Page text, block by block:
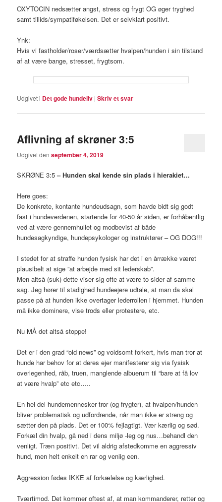
OXYTOCIN nedsætter angst, stress og frygt OG øger tryghed
samt tillids/sympatiføkelsen. Det er selvklart positivt.
Ynk:
Hvis vi fastholder/roser/værdsætter hvalpen/hunden i sin tilstand
af at være bange, stresset, frygtsom.
Udgivet i Det gode hundeliv |Skriv et svar
Aflivning af skrøner 3:5
Udgivet denseptember 4, 2019
SKRØNE 3:5– Hunden skal kende sin plads i hierakiet…
Here goes:
De konkrete, kontante hundeudsagn, som havde bidt sig godt
fast i hundeverdenen, startende for 40-50 år siden, er forhåbentlig
ved at være gennemhullet og modbevist af både
hundesagkyndige, hundepsykologer og instruktører – OG DOG!!!
I stedet for at straffe hunden fysisk har det i en årrække været
plausibelt at sige ”at arbejde med sit lederskab”.
Men altså (suk) dette viser sig ofte at være to sider af samme
sag. Jeg hører til stadighed hundeejere udtale, at man da skal
passe på at hunden ikke overtager lederrollen i hjemmet. Hunden
må ikke dominere, vise trods eller protestere, etc.
Nu MÅ det altså stoppe!
Det er i den grad “old news” og voldsomt forkert, hvis man tror at
hunde har behov for at deres ejer manifesterer sig via fysisk
overlegenhed, råb, truen, manglende albuerum til “bare at få lov
at være hvalp” etc etc…..
En hel del hundemennesker tror (og frygter), at hvalpen/hunden
bliver problematisk og udfordrende, når man ikke er streng og
sætter den på plads. Det er 100% fejlagtigt. Vær kærlig og sød.
Forkæl din hvalp, gå ned i dens miljø -leg og nus…behandl den
venligt. Træn positivt. Det vil aldrig afstedkomme en aggressiv
hund, men helt enkelt en rar og venlig een.
Aggression fødes IKKE af forkælelse og kærlighed.
Tværtimod. Det kommer oftest af, at man kommanderer, retter og